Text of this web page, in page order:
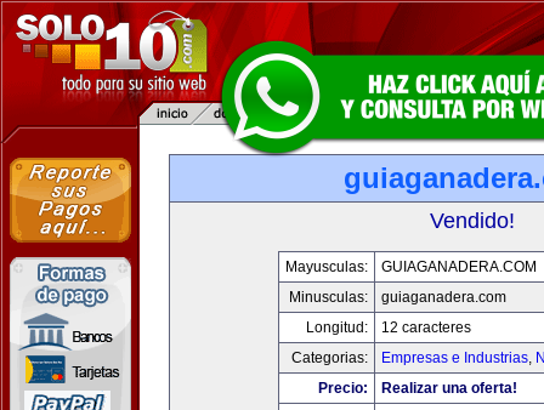
Vendido!
Mayusculas:
GUIAGANADERA.COM
Minusculas:
guiaganadera.com
Longitud:
12 caracteres
Categorias:
Empresas e Industrias,
Precio:
Realizar una oferta!